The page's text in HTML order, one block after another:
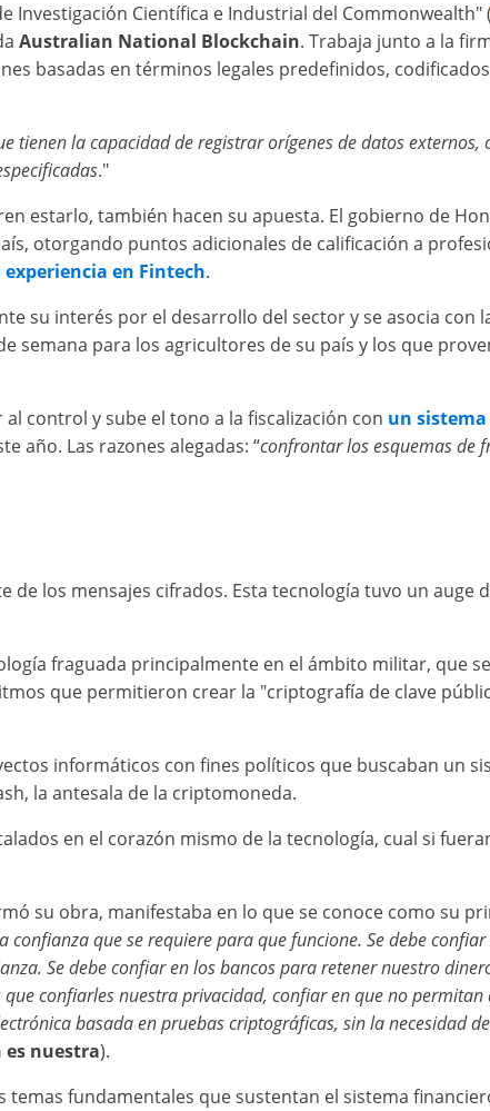
Investigación Científica e Industrial del Commonwealth" (
Australian National Blockchain. Trabaja junto a la
basadas en términos legales predefinidos,
tienen la capacidad de registrar orígenes de datos
."
estarlo, también hacen su apuesta. El gobierno de
otorgando puntos adicionales de calificación a
en Fintech.
su interés por el desarrollo del sector y se asocia con
semana para los agricultores de su país y los que
control y sube el tono a la fiscalización con un
año. Las razones alegadas: “confrontar los esquemas de
los mensajes cifrados. Esta tecnología tuvo un auge
fraguada principalmente en el ámbito militar, que
que permitieron crear la "criptografía de clave
informáticos con fines políticos que buscaban un
la antesala de la criptomoneda.
en el corazón mismo de la tecnología, cual si
su obra, manifestaba en lo que se conoce como su
que se requiere para que funcione. Se debe
Se debe confiar en los bancos para retener nuestro
confiarles nuestra privacidad, confiar en que no
basada en pruebas criptográficas, sin la necesidad
nuestra).
fundamentales que sustentan el sistema